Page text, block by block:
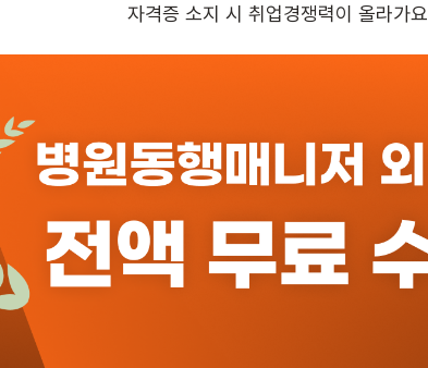
자격증 소지 시 취업경쟁력이 올라가요